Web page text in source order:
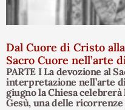
Dal Cuore di Cristo
Sacro Cuore nell’arte
PARTE I La devozione al
interpretazione nell’arte
giugno la Chiesa
Gesù, una delle